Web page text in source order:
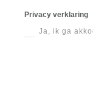
Privacy verklaring
Ja, ik ga